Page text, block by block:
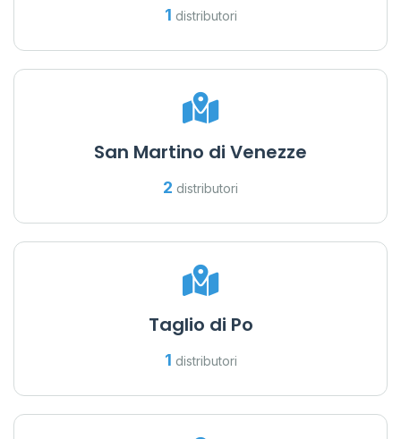
1 distributori
San Martino di Venezze
2 distributori
Taglio di Po
1 distributori